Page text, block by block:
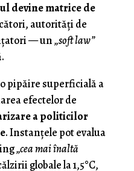
devine matrice de
autorități de
— un„soft law”
pipăire superficială a
efectelor de
a politicilor
. Instanţele pot evalua
„cea mai înaltă
globale la 1,5°C,